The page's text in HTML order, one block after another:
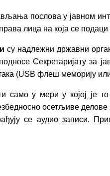
послова у јавном
лица на која се
су надлежни државни
Секретаријату за
(USB флеш меморију
само у мери у којој је
осетљиве
се аудио записи.